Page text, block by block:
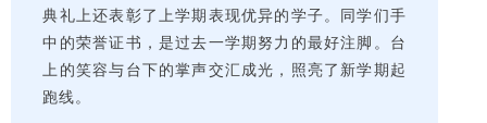
典礼上还表彰了上学期表现优异的学子。同学们手
中的荣誉证书，是过去一学期努力的最好注脚。台
上的笑容与台下的掌声交汇成光，照亮了新学期起
跑线。